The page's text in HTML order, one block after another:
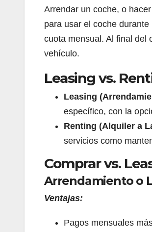
Arrendar un coche, o
para usar el coche
cuota mensual. Al final del
vehículo.
Leasing vs.
Leasing
específico, con la
Renting (Alquiler a
servicios como
Comprar vs.
Arrendamiento o
Ventajas:
Pagos mensuales